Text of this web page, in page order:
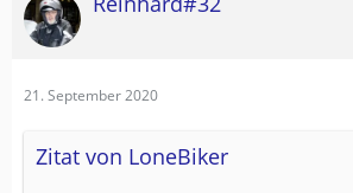
21. September 2020
Zitat von LoneBiker